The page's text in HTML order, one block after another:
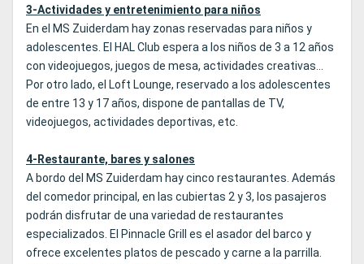
3-Actividades y entretenimiento para niños
En el MS Zuiderdam hay zonas reservadas para niños y
adolescentes. El HAL Club espera a los niños de 3 a 12 años
con videojuegos, juegos de mesa, actividades creativas...
Por otro lado, el Loft Lounge, reservado a los adolescentes
de entre 13 y 17 años, dispone de pantallas de TV,
videojuegos, actividades deportivas, etc.
4-Restaurante, bares y salones
A bordo del MS Zuiderdam hay cinco restaurantes. Además
del comedor principal, en las cubiertas 2 y 3, los pasajeros
podrán disfrutar de una variedad de restaurantes
especializados. El Pinnacle Grill es el asador del barco y
ofrece excelentes platos de pescado y carne a la parrilla.